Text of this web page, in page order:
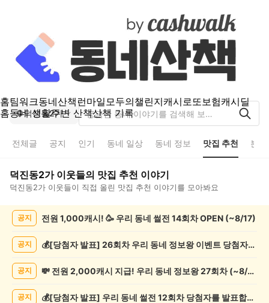
홈팀워크동네산책 런마일모두의챌린지캐시로또보험캐시딜
홈동네 생활주변 산책산책 기록
덕진동2가
전체글 공지 인기 동네 일상 동네 정보 맛집 추천 분
덕진동2가이웃들의 맛집 추천 이야기
덕진동2가 이웃들이 직접 올린 맛집 추천 이야기를 모아봐요
공지 전원 1,000캐시! 🥳 우리 동네 썰전 14회차 OPEN (~8/17)
공지 💰[당첨자 발표] 26회차 우리 동네 정보왕 이벤트 당첨자를 발표합니다!
공지 💸 전원 2,000캐시 지급! 우리 동네 정보왕 27회차 (~8/10)
공지 💰[당첨자 발표] 우리 동네 썰전 12회차 당첨자를 발표합니다!